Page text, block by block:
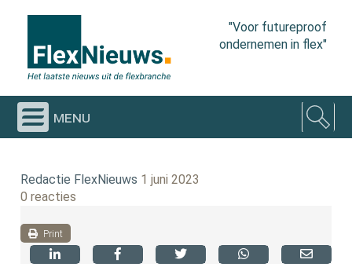
"Voor futureproof
ondernemen in flex"
menu
Redactie FlexNieuws 1 juni 2023
0 reacties
Print